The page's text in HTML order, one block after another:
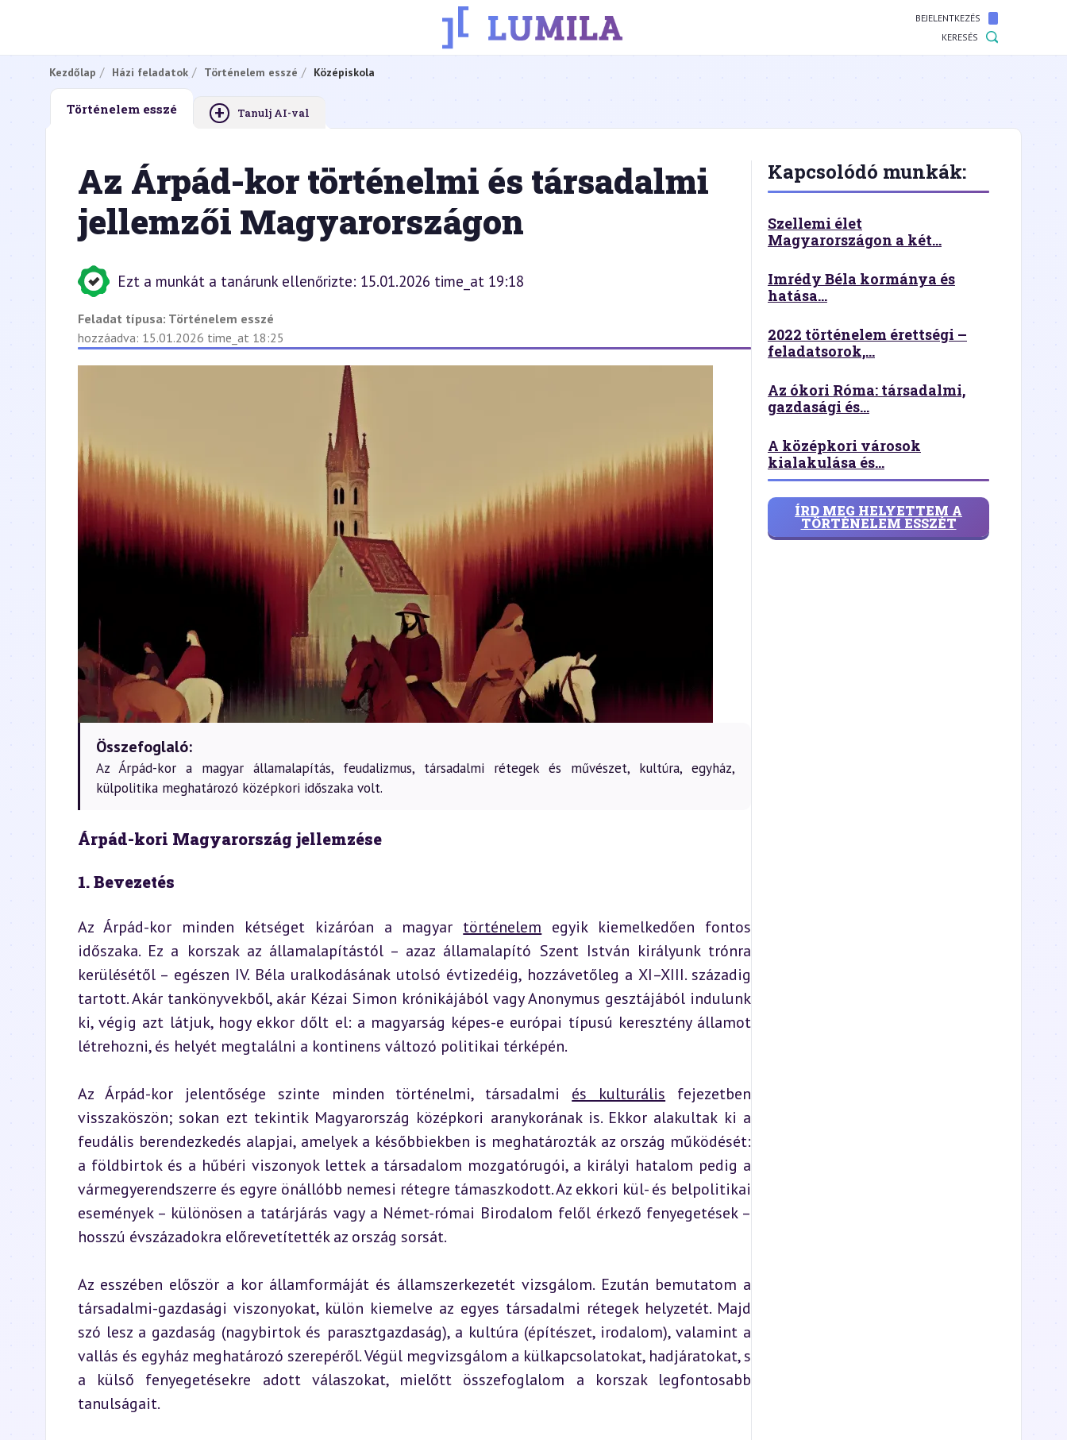
BEJELENTKEZÉS
KERESÉS
Kezdőlap Házi feladatok Történelem esszé Középiskola
Történelem esszé + Tanulj AI-val
Az Árpád-kor történelmi és társadalmi
jellemzői Magyarországon
Ezt a munkát a tanárunk ellenőrizte: 15.01.2026 time_at 19:18
Feladat típusa: Történelem esszé
hozzáadva: 15.01.2026 time_at 18:25
Összefoglaló:
Az Árpád-kor a magyar államalapítás, feudalizmus, társadalmi rétegek és művészet, kultúra, egyház,
külpolitika meghatározó középkori időszaka volt.
Árpád-kori Magyarország jellemzése
1. Bevezetés
Az Árpád-kor minden kétséget kizáróan a magyar történelem egyik kiemelkedően fontos
időszaka. Ez a korszak az államalapítástól – azaz államalapító Szent István királyunk trónra
kerülésétől – egészen IV. Béla uralkodásának utolsó évtizedéig, hozzávetőleg a XI–XIII. századig
tartott. Akár tankönyvekből, akár Kézai Simon krónikájából vagy Anonymus gesztájából indulunk
ki, végig azt látjuk, hogy ekkor dőlt el: a magyarság képes-e európai típusú keresztény államot
létrehozni, és helyét megtalálni a kontinens változó politikai térképén.
Az Árpád-kor jelentősége szinte minden történelmi, társadalmi és kulturális fejezetben
visszaköszön; sokan ezt tekintik Magyarország középkori aranykorának is. Ekkor alakultak ki a
feudális berendezkedés alapjai, amelyek a későbbiekben is meghatározták az ország működését:
a földbirtok és a hűbéri viszonyok lettek a társadalom mozgatórugói, a királyi hatalom pedig a
vármegyerendszerre és egyre önállóbb nemesi rétegre támaszkodott. Az ekkori kül- és belpolitikai
események – különösen a tatárjárás vagy a Német-római Birodalom felől érkező fenyegetések –
hosszú évszázadokra előrevetítették az ország sorsát.
Az esszében először a kor államformáját és államszerkezetét vizsgálom. Ezután bemutatom a
társadalmi-gazdasági viszonyokat, külön kiemelve az egyes társadalmi rétegek helyzetét. Majd
szó lesz a gazdaság (nagybirtok és parasztgazdaság), a kultúra (építészet, irodalom), valamint a
vallás és egyház meghatározó szerepéről. Végül megvizsgálom a külkapcsolatokat, hadjáratokat, s
a külső fenyegetésekre adott válaszokat, mielőtt összefoglalom a korszak legfontosabb
tanulságait.
Kapcsolódó munkák:
Szellemi élet
Magyarországon a két...
Imrédy Béla kormánya és
hatása...
2022 történelem érettségi –
feladatsorok,...
Az ókori Róma: társadalmi,
gazdasági és...
A középkori városok
kialakulása és...
ÍRD MEG HELYETTEM A
TÖRTÉNELEM ESSZÉT